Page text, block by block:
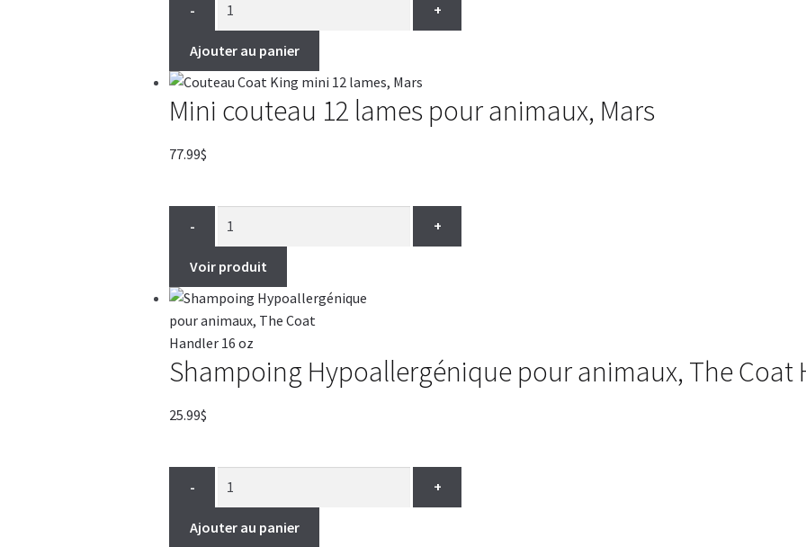
à
95.99$
- +
Ajouter au panier
Mini couteau 12 lames pour animaux, Mars
77.99$
- +
Voir produit
Shampoing Hypoallergénique pour animaux, The Coat
25.99$
- +
Ajouter au panier